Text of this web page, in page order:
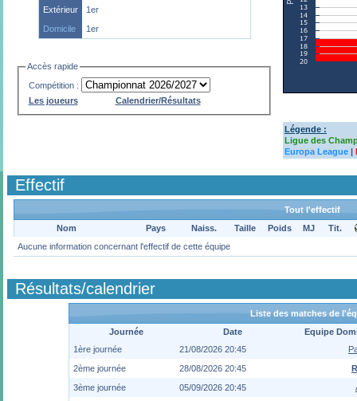
Extérieur
1er
Domicile
1er
Accès rapide
Compétition :
Les joueurs
Calendrier/Résultats
Légende :
Ligue des
Europa League
Effectif
Tout l'effectif
Nom
Pays Naiss. Taille Poids MJ
Tit.
Aucune information concernant l'effectif de cette équipe
Résultats/calendrier
Liste des matches de
Journée
Date
Equipe
1ère journée
21/08/2026 20:45
2ème journée
28/08/2026 20:45
3ème journée
05/09/2026 20:45